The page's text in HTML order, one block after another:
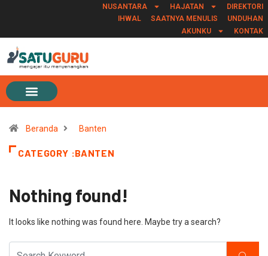
NUSANTARA HAJATAN
DIREKTORI
IHWAL
SAATNYA MENULIS
UNDUHAN
AKUNKU
KONTAK
Beranda Banten
CATEGORY :BANTEN
Nothing found!
It looks like nothing was found here. Maybe try a search?